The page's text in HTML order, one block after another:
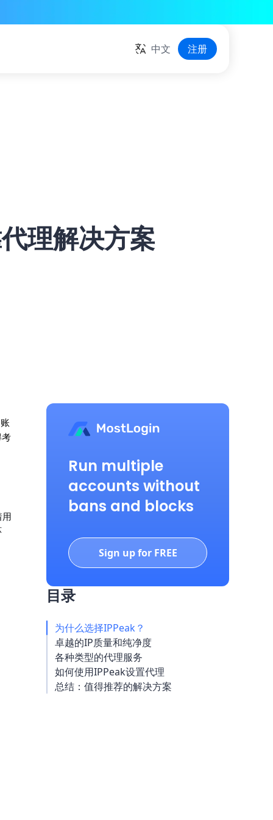
中文 注册
理解决方案
考
Run multiple
accounts without
bans and blocks
Sign up for FREE
目录
为什么选择IPPeak？
卓越的IP质量和纯净度
各种类型的代理服务
如何使用IPPeak设置代理
总结：值得推荐的解决方案